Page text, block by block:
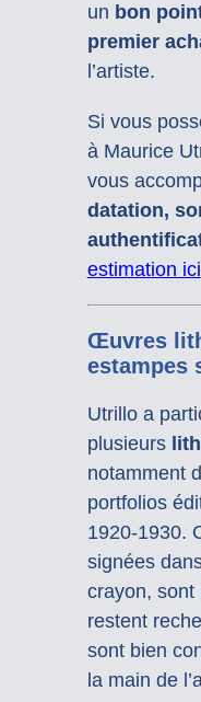
un bon
premier
l’artiste.
Si vous
à Maurice
vous
datation,
estimation ici
Œuvres
estampes
Utrillo a
plusieurs
notamment
portfolios
1920-1930.
signées
crayon, sont
restent
sont bien
la main de